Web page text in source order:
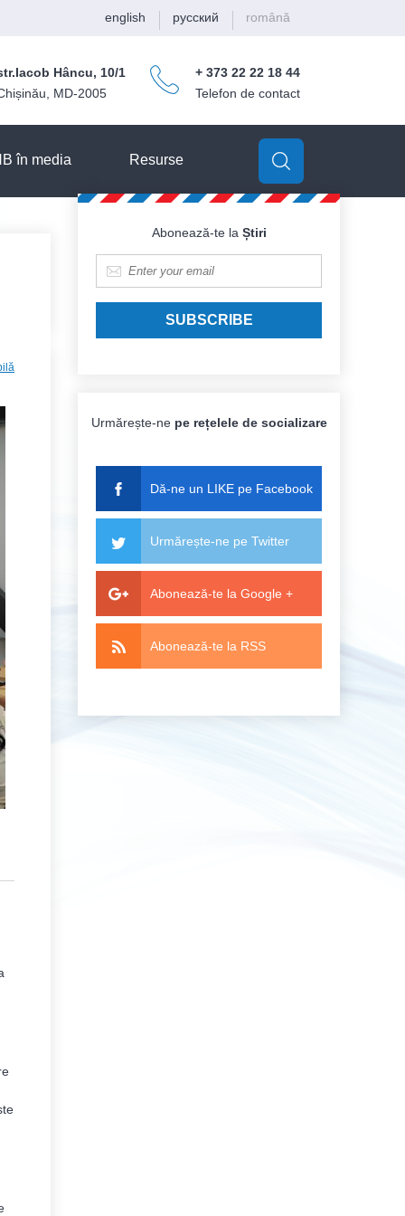
română
русский
english
Hâncu, 10/1
MD-2005
+ 373 22 22 18 44
Telefon de contact
form
Search
în media
Resurse
Abonează-te la Știri
Urmărește-ne pe rețelele de socializare
Dă-ne un LIKE pe Facebook
Urmărește-ne pe Twitter
Abonează-te la Google +
Abonează-te la RSS